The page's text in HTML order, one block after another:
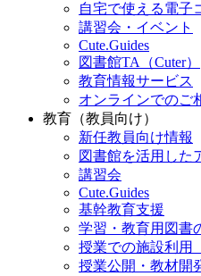
自宅で使える電子
講習会・イベント
Cute.Guides
図書館TA（Cuter）
教育情報サービス
オンラインでのご
教育（教員向け）
新任教員向け情報
図書館を活用した
講習会
Cute.Guides
基幹教育支援
学習・教育用図書
授業での施設利用
授業公開・教材開